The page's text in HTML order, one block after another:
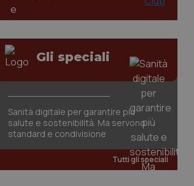
Gli speciali
Sanità digitale per garantire più
salute e sostenibilità. Ma servono
standard e condivisione
Tutti gli speciali